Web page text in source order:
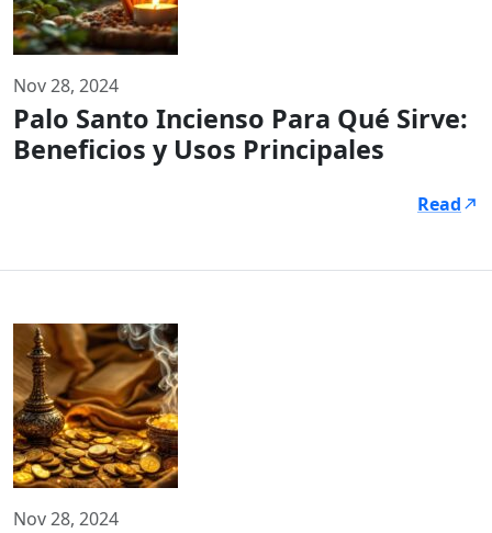
Nov 28, 2024
Palo Santo Incienso Para Qué Sirve:
Beneficios y Usos Principales
Read
Nov 28, 2024